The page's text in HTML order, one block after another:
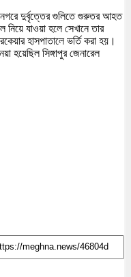
দুর্বৃত্তের গুলিতে গুরুতর আহত
যাওয়া হলে সেখানে তার
হাসপাতালে ভর্তি করা হয়।
হয়েছিল সিঙ্গাপুর জেনারেল